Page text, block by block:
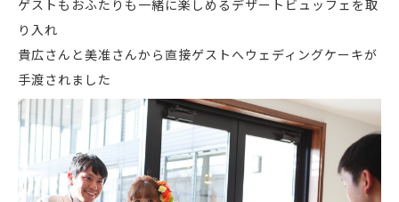
ゲストもおふたりも一緒に楽しめるデザートビュッフェを取
り入れ
貴広さんと美准さんから直接ゲストへウェディングケーキが
手渡されました